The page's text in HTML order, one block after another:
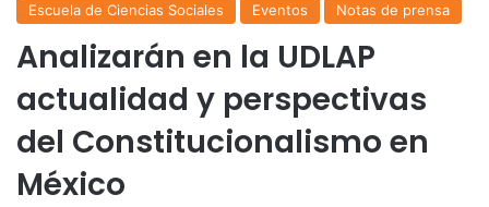
Escuela de Ciencias Sociales
Eventos Notas de prensa
Analizarán en la UDLAP
actualidad y perspectivas
del Constitucionalismo en
México